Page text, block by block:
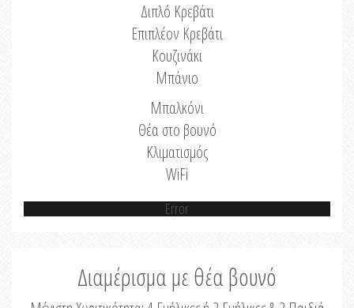
Διπλό Κρεβάτι
Επιπλέον Κρεβάτι
Κουζινάκι
Μπάνιο
Μπαλκόνι
Θέα στο βουνό
Κλιματισμός
WiFi
Error
Διαμέρισμα με θέα βουνό